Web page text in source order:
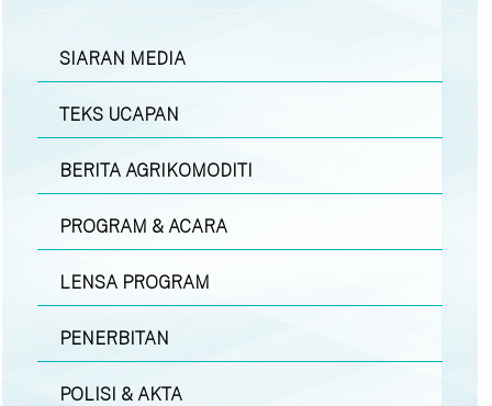
SIARAN MEDIA
TEKS UCAPAN
BERITA AGRIKOMODITI
PROGRAM & ACARA
LENSA PROGRAM
PENERBITAN
POLISI & AKTA